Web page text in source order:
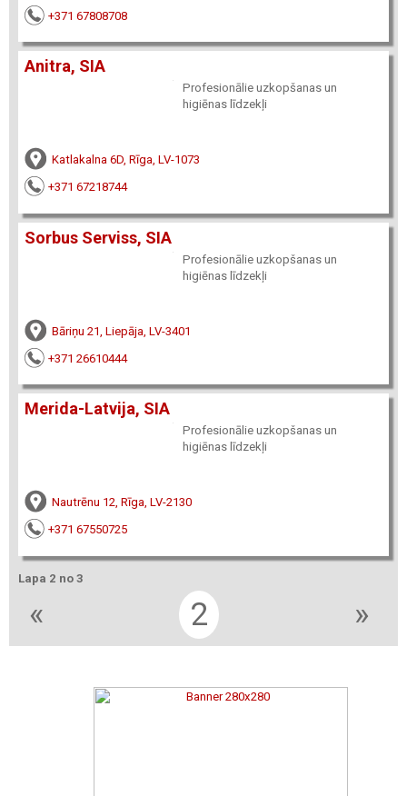
+371 67808708
Anitra, SIA
Profesionālie uzkopšanas un
higiēnas līdzekļi
Katlakalna 6D, Rīga, LV-1073
+371 67218744
Sorbus Serviss, SIA
Profesionālie uzkopšanas un
higiēnas līdzekļi
Bāriņu 21, Liepāja, LV-3401
+371 26610444
Merida-Latvija, SIA
Profesionālie uzkopšanas un
higiēnas līdzekļi
Nautrēnu 12, Rīga, LV-2130
+371 67550725
Lapa 2 no 3
« 2 »